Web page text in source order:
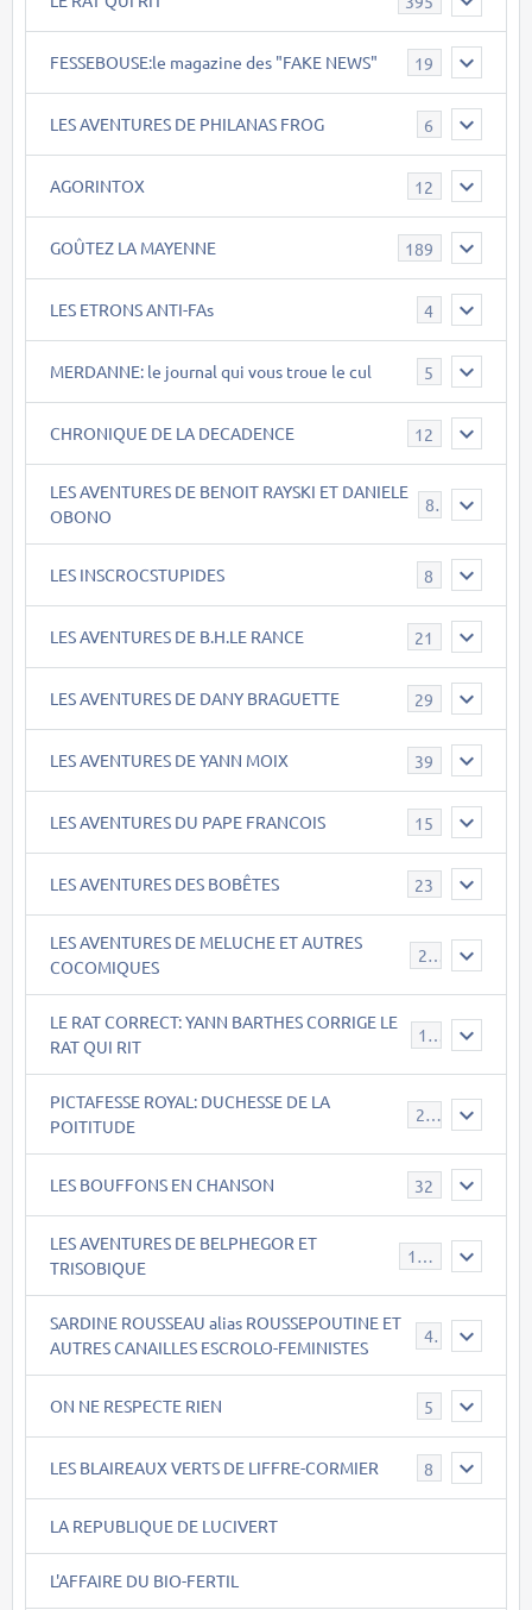
FESSEBOUSE:le magazine des "FAKE NEWS" 19
LES AVENTURES DE PHILANAS FROG 6
AGORINTOX 12
GOÛTEZ LA MAYENNE 189
LES ETRONS ANTI-FAs 4
MERDANNE: le journal qui vous troue le cul 5
CHRONIQUE DE LA DECADENCE 12
LES AVENTURES DE BENOIT RAYSKI ET DANIELE
OBONO
8
LES INSCROCSTUPIDES 8
LES AVENTURES DE B.H.LE RANCE 21
LES AVENTURES DE DANY BRAGUETTE 29
LES AVENTURES DE YANN MOIX 39
LES AVENTURES DU PAPE FRANCOIS 15
LES AVENTURES DES BOBÊTES 23
LES AVENTURES DE MELUCHE ET AUTRES
COCOMIQUES
22
LE RAT CORRECT: YANN BARTHES CORRIGE LE
RAT QUI RIT
15
PICTAFESSE ROYAL: DUCHESSE DE LA
POITITUDE
23
LES BOUFFONS EN CHANSON 32
LES AVENTURES DE BELPHEGOR ET
TRISOBIQUE
147
SARDINE ROUSSEAU alias ROUSSEPOUTINE ET
AUTRES CANAILLES ESCROLO-FEMINISTES
40
ON NE RESPECTE RIEN 5
LES BLAIREAUX VERTS DE LIFFRE-CORMIER 8
LA REPUBLIQUE DE LUCIVERT
L'AFFAIRE DU BIO-FERTIL